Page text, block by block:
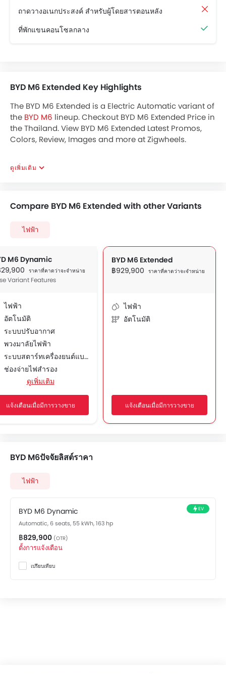
ถาดวางอเนกประสงค์ สำหรับผู้โดยสารตอนหลัง
ที่พักแขนคอนโซลกลาง
BYD M6 Extended Key Highlights
The BYD M6 Extended is a Electric Automatic variant of
the BYD M6 lineup. Checkout BYD M6 Extended Price in
the Thailand. View BYD M6 Extended Latest Promos,
Colors, Review, Images and more at Zigwheels.
ดูเพิ่มเติม
Compare BYD M6 Extended with other Variants
ไฟฟ้า
M6 Dynamic
ราคาที่คาดว่าจะจำหน่าย
Variant Features
ไฟฟ้า
อัตโนมัติ
ระบบปรับอากาศ
พวงมาลัยไฟฟ้า
ระบบสตาร์ทเครื่องยนต์แบบอัจฉริยะ
ช่องจ่ายไฟสำรอง
ระบบนำทาง
เบาะนั่งปรับระดับได้
ระบบเครื่องเสียงวิทยุ FM/AM
ช่องเชื่อมต่อ USB และ/หรือ AUX
ระบบปรับอากาศอัตโนมัติ
ที่วางแก้วน้ำด้านหน้า
แผงบังแดดพร้อมกระจกแต่งหน้า
ที่วางขวดน้ำ
สวิตช์ควบคุมเครื่องเสียงบนพวงมาลัย
ระบบป้องกันล้อล็อก
ดูเพิ่มเติม
แจ้งเตือนเมื่อมีการวางขาย
BYD M6 Extended
฿929,900 ราคาที่คาดว่าจะจำหน่าย
ไฟฟ้า
อัตโนมัติ
แจ้งเตือนเมื่อมีการวางขาย
BYD M6ปัจจัยลิสต์ราคา
ไฟฟ้า
BYD M6 Dynamic EV
Automatic, 6 seats, 55 kWh, 163 hp
฿829,900 (OTR)
ตั้งการแจ้งเตือน
เปรียบเทียบ